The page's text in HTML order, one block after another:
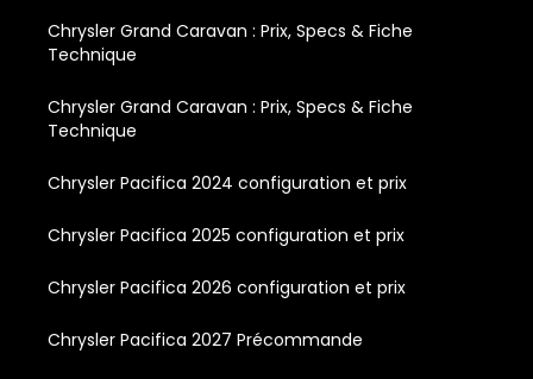
Chrysler Grand Caravan : Prix, Specs & Fiche
Technique
Chrysler Grand Caravan : Prix, Specs & Fiche
Technique
Chrysler Pacifica 2024 configuration et prix
Chrysler Pacifica 2025 configuration et prix
Chrysler Pacifica 2026 configuration et prix
Chrysler Pacifica 2027 Précommande